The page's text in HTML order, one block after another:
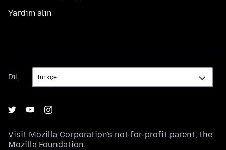
Yardım alın
Dil
Dil
Visit Mozilla Corporation's not-for-profit parent, the
Mozilla Foundation.